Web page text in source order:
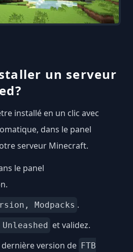
un serveur
installé en un clic avec
dans le panel
serveur Minecraft.
le panel
Modpacks .
Unleashed
et validez.
version de FTB